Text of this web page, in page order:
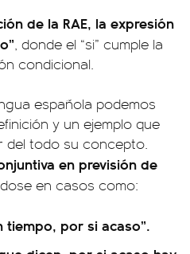
de la RAE, la expresión
, donde el “si” cumple la
condicional.
española podemos
y un ejemplo que
del todo su concepto.
en previsión de
en casos como:
tiempo, por si acaso”.